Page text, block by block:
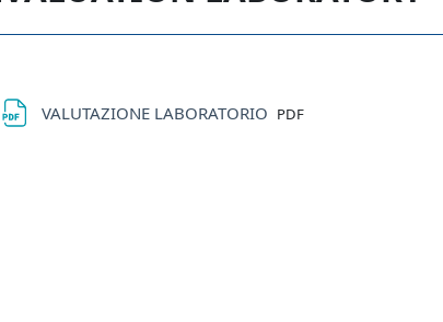
VALUTAZIONE LABORATORIO File
PDF